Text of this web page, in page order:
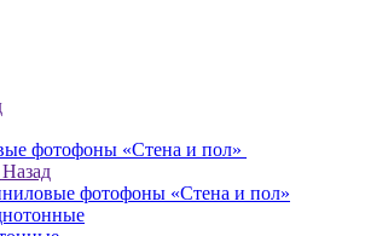
фотофоны «Стена и пол»
Назад
фотофоны «Стена и пол»